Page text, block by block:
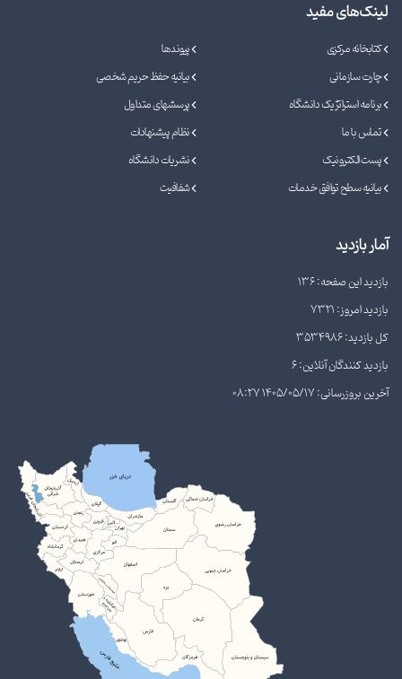
لینک‌های مفید
کتابخانه مرکزی
پیوندها
چارت سازمانی
بیانیه حفظ حریم شخصی
برنامه استراتژیک دانشگاه
پرسشهای متداول
تماس با ما
نظام پیشنهادات
پست الکترونیک
نشریات دانشگاه
بیانیه سطح توافق خدمات
شفافیت
آمار بازدید
بازدید این صفحه: 136
بازدید امروز: 7321
کل بازدید: 3534986
بازدید کنندگان آنلاین: 6
آخرین بروزرسانی: 1405/05/17 08:27